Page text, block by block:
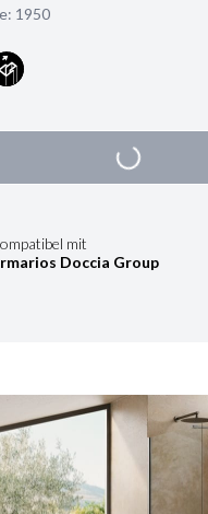
1950
mit
Doccia Group